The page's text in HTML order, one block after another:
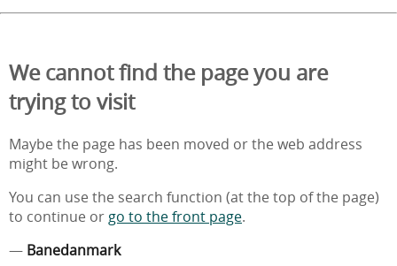
We cannot find the page you are
trying to visit
Maybe the page has been moved or the web address
might be wrong.
You can use the search function (at the top of the page)
to continue or go to the front page.
— Banedanmark